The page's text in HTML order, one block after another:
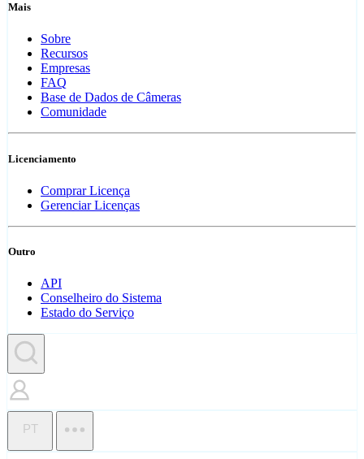
Mais
Sobre
Recursos
Empresas
FAQ
Base de Dados de Câmeras
Comunidade
Licenciamento
Comprar Licença
Gerenciar Licenças
Outro
API
Conselheiro do Sistema
Estado do Serviço
PT